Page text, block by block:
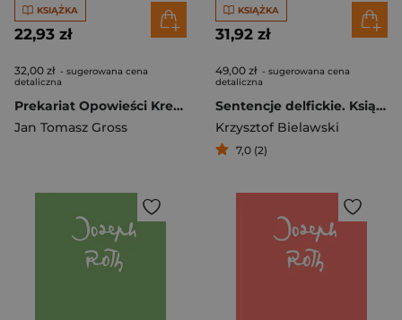
KSIĄŻKA
22,93 zł
32,00 zł - sugerowana cena
detaliczna
Prekariat Opowieści Kresowe 1939-1941
Jan Tomasz Gross
KSIĄŻKA
31,92 zł
49,00 zł - sugerowana cena
detaliczna
Sentencje delfickie. Książka do pisania
Krzysztof Bielawski
7,0 (2)